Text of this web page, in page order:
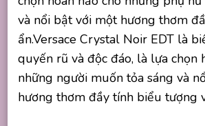
và nổi bật với một hương thơm
ẩn.Versace Crystal Noir EDT là
quyến rũ và độc đáo, là lựa chọn
những người muốn tỏa sáng và
hương thơm đầy tính biểu tượng